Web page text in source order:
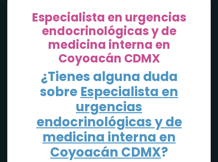
Especialista en urgencias
endocrinológicas y de
medicina interna en
Coyoacán CDMX
¿Tienes alguna duda
sobre Especialista en
urgencias
endocrinológicas y de
medicina interna en
Coyoacán CDMX?